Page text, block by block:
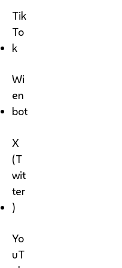
Tik
To
k
Wi
en
bot
X
(T
wit
ter
)
Yo
uT